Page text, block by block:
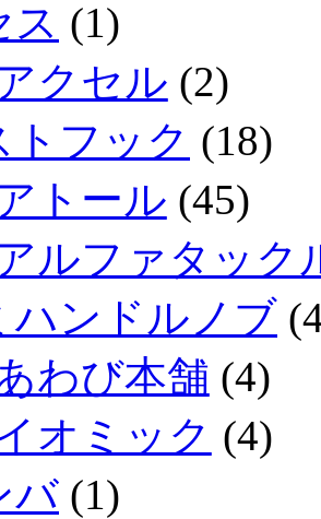
ス (1)
クセル (2)
トフック (18)
トール (45)
ルファタック
ハンドルノブ
わび本舗 (4)
オミック (4)
バ (1)